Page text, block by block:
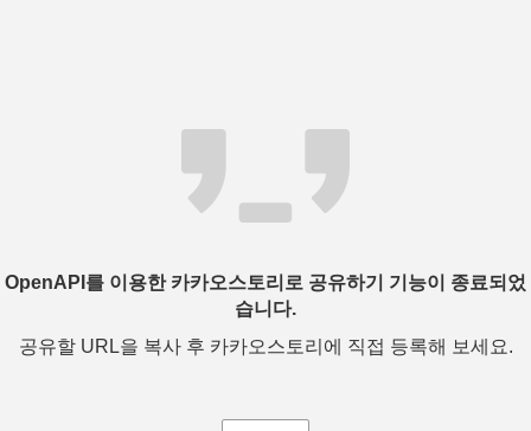
OpenAPI를 이용한 카카오스토리로 공유하기 기능이 종료되었
습니다.
공유할 URL을 복사 후 카카오스토리에 직접 등록해 보세요.